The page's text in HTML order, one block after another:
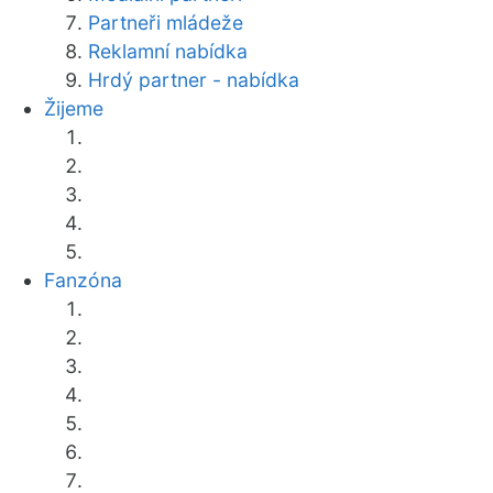
Partneři mládeže
Reklamní nabídka
Hrdý partner - nabídka
Žijeme
Fanzóna